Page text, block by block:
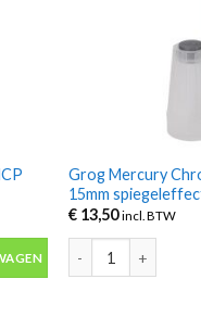
Grog Mercury
15mm
€ 13,50 incl. BTW